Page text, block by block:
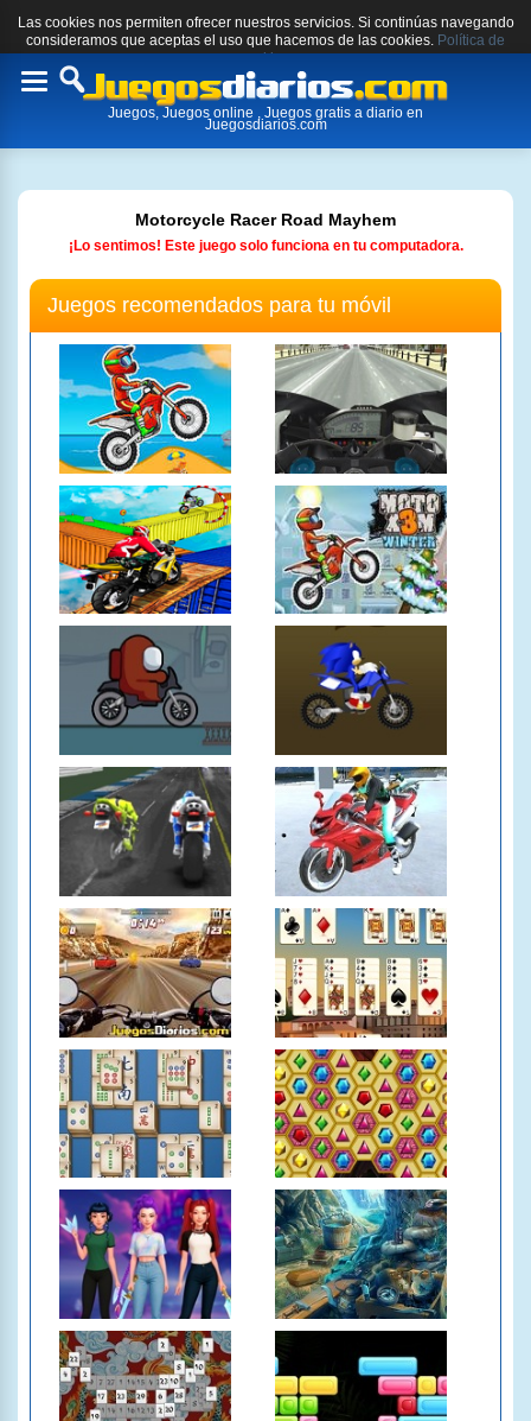
Las cookies nos permiten ofrecer nuestros servicios. Si continúas navegando
consideramos que aceptas el uso que hacemos de las cookies. Política de
cookies.
Toggle
Juegos, Juegos online , Juegos gratis a diario en
Juegosdiarios.com
Motorcycle Racer Road Mayhem
¡Lo sentimos! Este juego solo funciona en tu computadora.
Juegos recomendados para tu móvil